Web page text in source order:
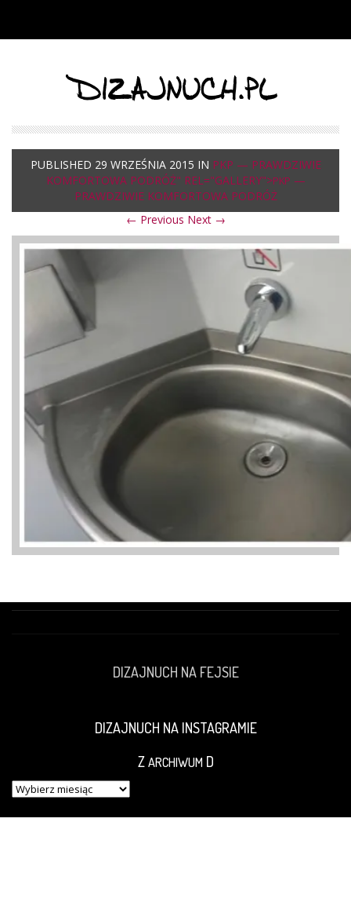
DIZAJNUCH.PL
PUBLISHED 29 WRZEŚNIA 2015 IN PKP — PRAWDZIWIE
KOMFORTOWA PODRÓŻ" REL="GALLERY">PKP —
PRAWDZIWIE KOMFORTOWA PODRÓŻ
← Previous Next →
DIZAJNUCH NA FEJSIE
DIZAJNUCH NA INSTAGRAMIE
ZARCHIWUM D
Z
ARCHIWUM
D